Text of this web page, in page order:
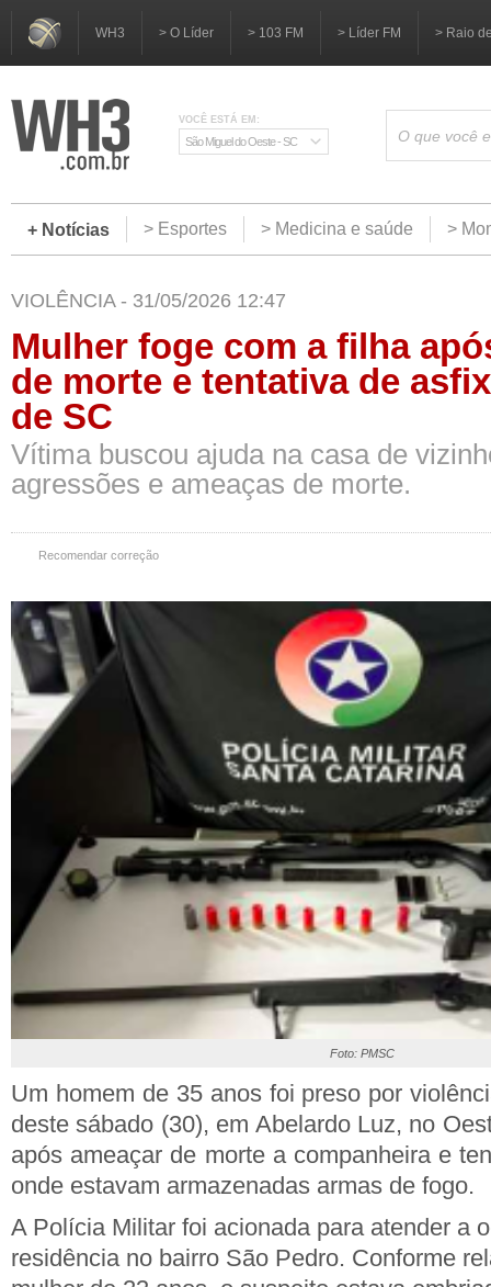
WH3 > O Líder > 103 FM > Líder FM > Raio
VOCÊ ESTÁ EM:
São Miguel do Oeste - SC
+ Notícias > Esportes > Medicina e saúde >
VIOLÊNCIA - 31/05/2026 12:47
Mulher foge com a filha
de morte e tentativa de
de SC
Vítima buscou ajuda na casa de
agressões e ameaças de morte.
Recomendar correção
Foto: PMSC
Um homem de 35 anos foi preso por
deste sábado (30), em Abelardo Luz, no
após ameaçar de morte a companheira e
onde estavam armazenadas armas de fogo.
A Polícia Militar foi acionada para atender a
residência no bairro São Pedro. Conforme